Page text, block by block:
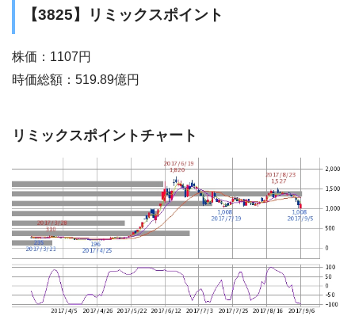
【3825】リミックスポイント
株価：1107円
時価総額：519.89億円
リミックスポイントチャート